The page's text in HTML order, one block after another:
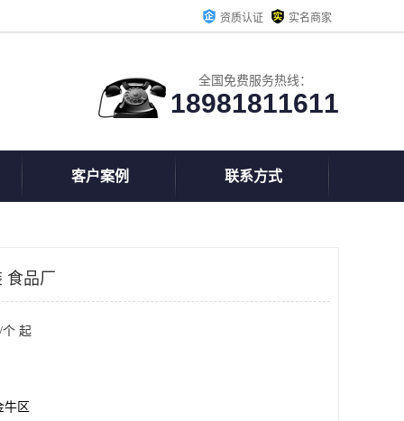
资质认证 实名商家
全国免费服务热线：
18981811611
客户案例 联系方式
品厂
起
牛区